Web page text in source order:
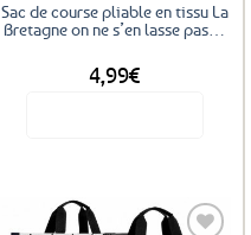
Sac de course pliable en tissu La
Bretagne on ne s’en lasse pas…
4,99€